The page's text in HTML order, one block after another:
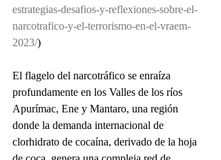
estrategias-desafios-y-reflexiones-sobre-el-
narcotrafico-y-el-terrorismo-en-el-vraem-
2023/)
El flagelo del narcotráfico se enraíza
profundamente en los Valles de los ríos
Apurímac, Ene y Mantaro, una región
donde la demanda internacional de
clorhidrato de cocaína, derivado de la hoja